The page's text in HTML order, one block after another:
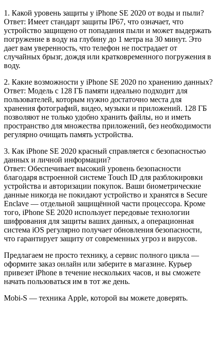
1. Какой уровень защиты у iPhone SE 2020 от воды и пыли?
Ответ: Имеет стандарт защиты IP67, что означает, что
устройство защищено от попадания пыли и может выдержать
погружение в воду на глубину до 1 метра на 30 минут. Это
дает вам уверенность, что телефон не пострадает от
случайных брызг, дождя или кратковременного погружения в
воду.
2. Какие возможности у iPhone SE 2020 по хранению данных?
Ответ: Модель с 128 ГБ памяти идеально подходит для
пользователей, которым нужно достаточно места для
хранения фотографий, видео, музыки и приложений. 128 ГБ
позволяют не только удобно хранить файлы, но и иметь
пространство для множества приложений, без необходимости
регулярно очищать память устройства.
3. Как iPhone SE 2020 красный справляется с безопасностью
данных и личной информации?
Ответ: Обеспечивает высокий уровень безопасности
благодаря встроенной системе Touch ID для разблокировки
устройства и авторизации покупок. Ваши биометрические
данные никогда не покидают устройство и хранятся в Secure
Enclave — отдельной защищённой части процессора. Кроме
того, iPhone SE 2020 использует передовые технологии
шифрования для защиты ваших данных, а операционная
система iOS регулярно получает обновления безопасности,
что гарантирует защиту от современных угроз и вирусов.
Предлагаем не просто технику, а сервис полного цикла —
оформите заказ онлайн или заберите в магазине. Курьер
привезет iPhone в течение нескольких часов, и вы сможете
начать пользоваться им в тот же день.
Mobi‑S — техника Apple, которой вы можете доверять.